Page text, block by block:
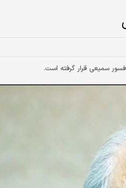
سمیعی قرار گرفته است.